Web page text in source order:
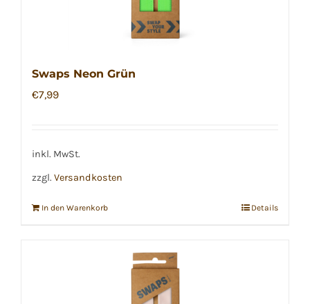
Swaps Neon Grün
€7,99
inkl. MwSt.
zzgl. Versandkosten
In den Warenkorb Details